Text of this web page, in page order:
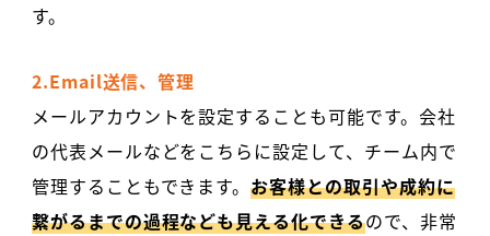
す。
2.Email送信、管理
メールアカウントを設定することも可能です。会社
の代表メールなどをこちらに設定して、チーム内で
管理することもできます。お客様との取引や成約に
繋がるまでの過程なども見える化できるので、非常